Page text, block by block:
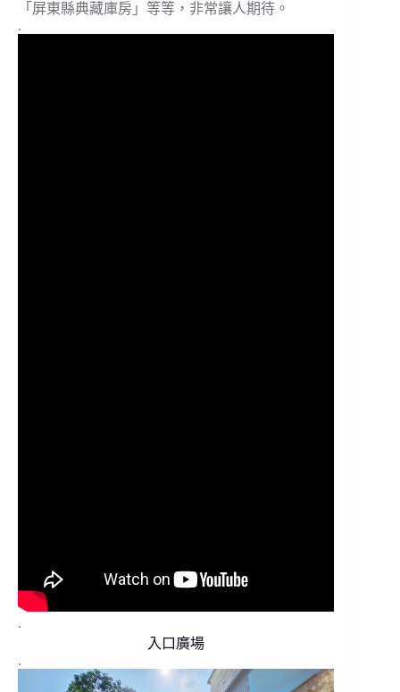
「屏東縣典藏庫房」等等，非常讓人期待。
.
.
入口廣場
.